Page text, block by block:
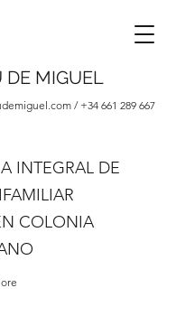
DE MIGUEL
/ +34 661 289 667
INTEGRAL DE
COLONIA